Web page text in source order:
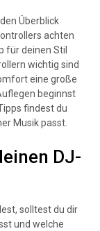
Überblick
achten
für deinen Stil
wichtig sind
eine große
beginnst
findest du
Musik passt.
DJ-
solltest du dir
und welche